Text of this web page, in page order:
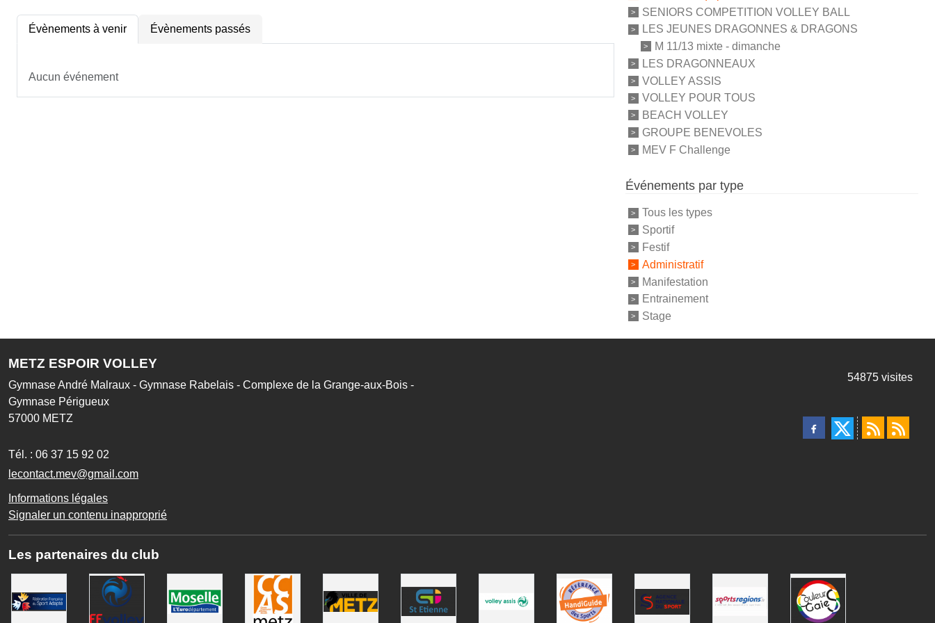
Évènements à venir Évènements passés
Aucun événement
SENIORS COMPETITION VOLLEY BALL
LES JEUNES DRAGONNES & DRAGONS
M 11/13 mixte - dimanche
LES DRAGONNEAUX
VOLLEY ASSIS
VOLLEY POUR TOUS
BEACH VOLLEY
GROUPE BENEVOLES
MEV F Challenge
Événements par type
Tous les types
Sportif
Festif
Administratif
Manifestation
Entrainement
Stage
METZ ESPOIR VOLLEY
Gymnase André Malraux - Gymnase Rabelais - Complexe de la Grange-aux-Bois -
Gymnase Périgueux
57000 METZ
Tél. : 06 37 15 92 02
lecontact.mev@gmail.com
Informations légales
Signaler un contenu inapproprié
54875 visites
Les partenaires du club